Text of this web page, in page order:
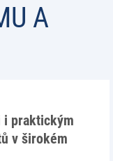
A
i praktickým
v širokém